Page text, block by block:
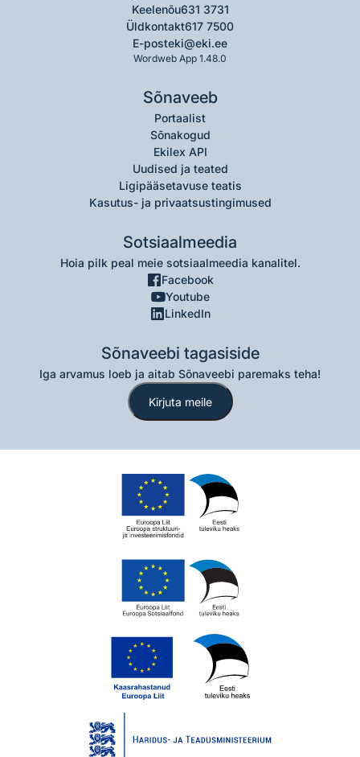
Keelenõu631 3731
Üldkontakt617 7500
E-posteki@eki.ee
Wordweb App 1.48.0
Sõnaveeb
Portaalist
Sõnakogud
Ekilex API
Uudised ja teated
Ligipääsetavuse teatis
Kasutus- ja privaatsustingimused
Sotsiaalmeedia
Hoia pilk peal meie sotsiaalmeedia kanalitel.
Facebook
Youtube
LinkedIn
Sõnaveebi tagasiside
Iga arvamus loeb ja aitab Sõnaveebi paremaks teha!
Kirjuta meile